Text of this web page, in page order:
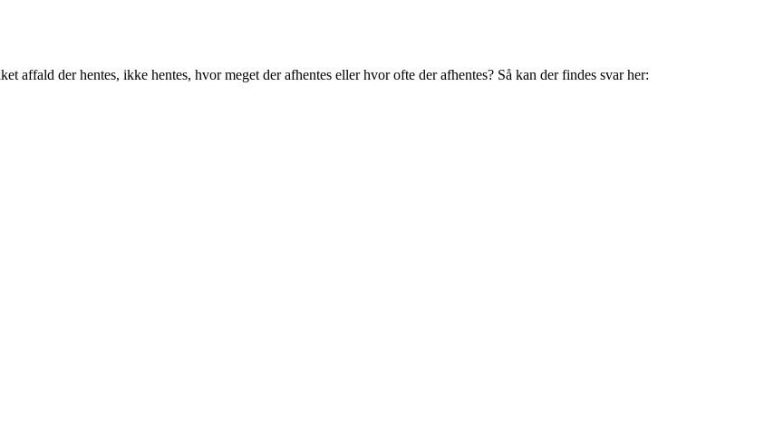
affald der hentes, ikke hentes, hvor meget der afhentes eller hvor ofte der afhentes? Så kan der findes svar her: